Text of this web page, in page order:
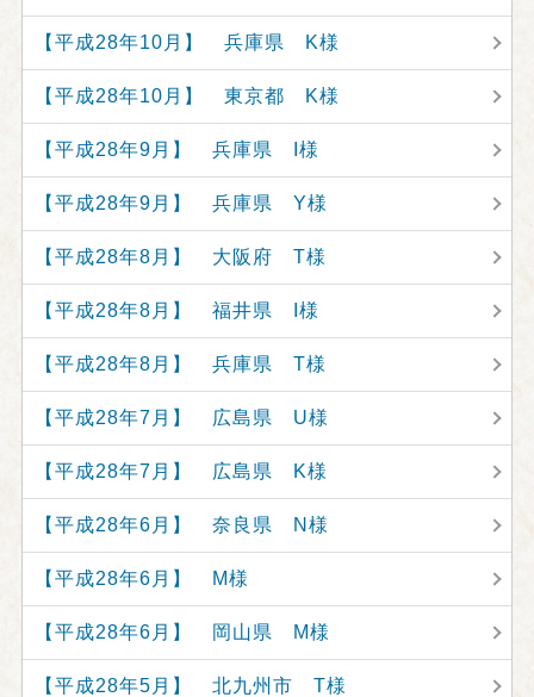
【平成28年10月】 兵庫県 K様
【平成28年10月】 東京都 K様
【平成28年9月】 兵庫県 I様
【平成28年9月】 兵庫県 Y様
【平成28年8月】 大阪府 T様
【平成28年8月】 福井県 I様
【平成28年8月】 兵庫県 T様
【平成28年7月】 広島県 U様
【平成28年7月】 広島県 K様
【平成28年6月】 奈良県 N様
【平成28年6月】 M様
【平成28年6月】 岡山県 M様
【平成28年5月】 北九州市 T様